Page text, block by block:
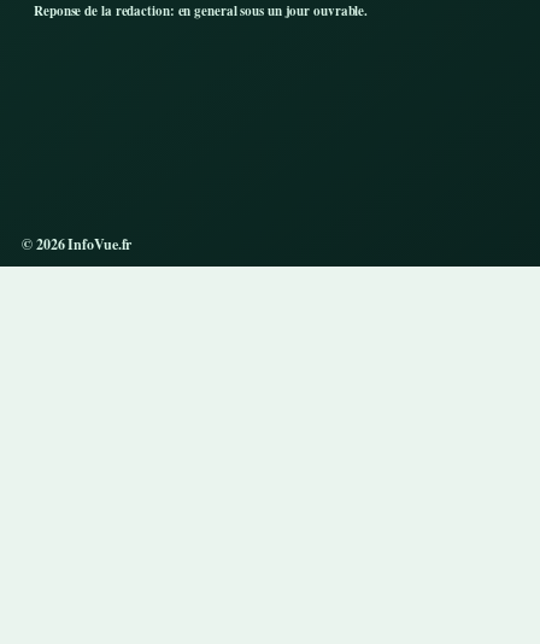
Reponse de la redaction: en general sous un jour ouvrable.
© 2026 InfoVue.fr